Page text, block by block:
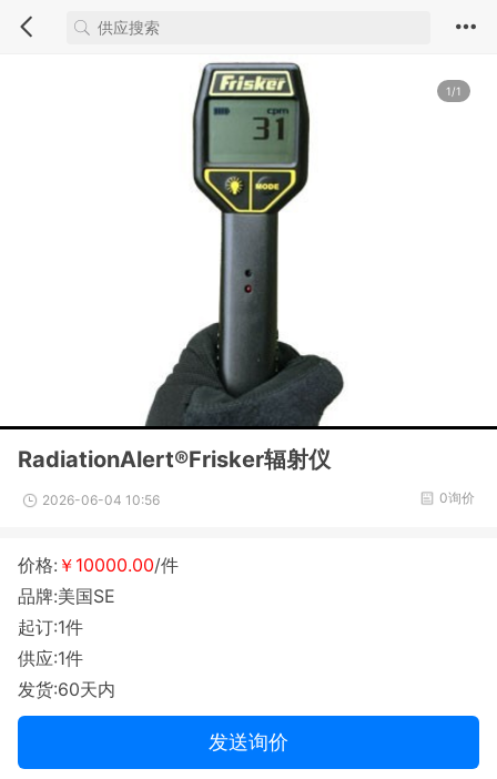
1/1
RadiationAlert®Frisker辐射仪
2026-06-04 10:56 0询价
价格: ￥10000.00/件
品牌:美国SE
起订:1件
供应:1件
发货:60天内
发送询价